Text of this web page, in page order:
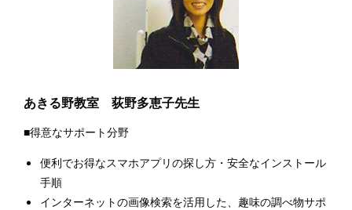
あきる野教室 荻野多恵子先生
■得意なサポート分野
便利でお得なスマホアプリの探し方・安全なインストール
手順
インターネットの画像検索を活用した、趣味の調べ物サポ